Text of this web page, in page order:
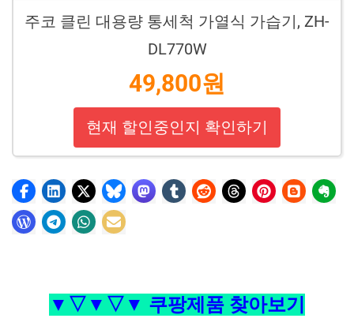
주코 클린 대용량 통세척 가열식 가습기, ZH-
DL770W
49,800원
현재 할인중인지 확인하기
▼▽▼▽▼ 쿠팡제품 찾아보기